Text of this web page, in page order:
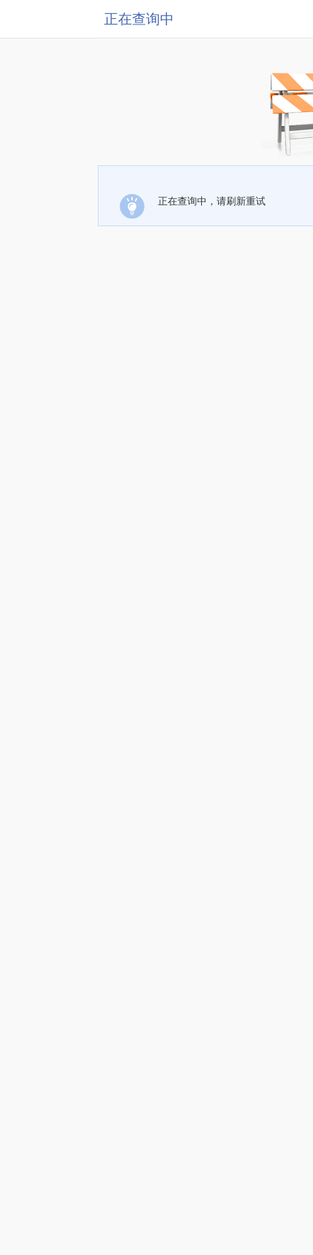
正在查询中
正在查询中，请刷新重试